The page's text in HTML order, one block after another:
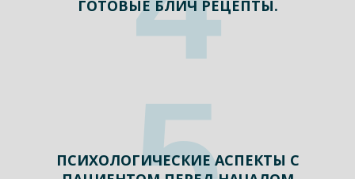
ГОТОВЫЕ БЛИЧ РЕЦЕПТЫ.
ПСИХОЛОГИЧЕСКИЕ АСПЕКТЫ С